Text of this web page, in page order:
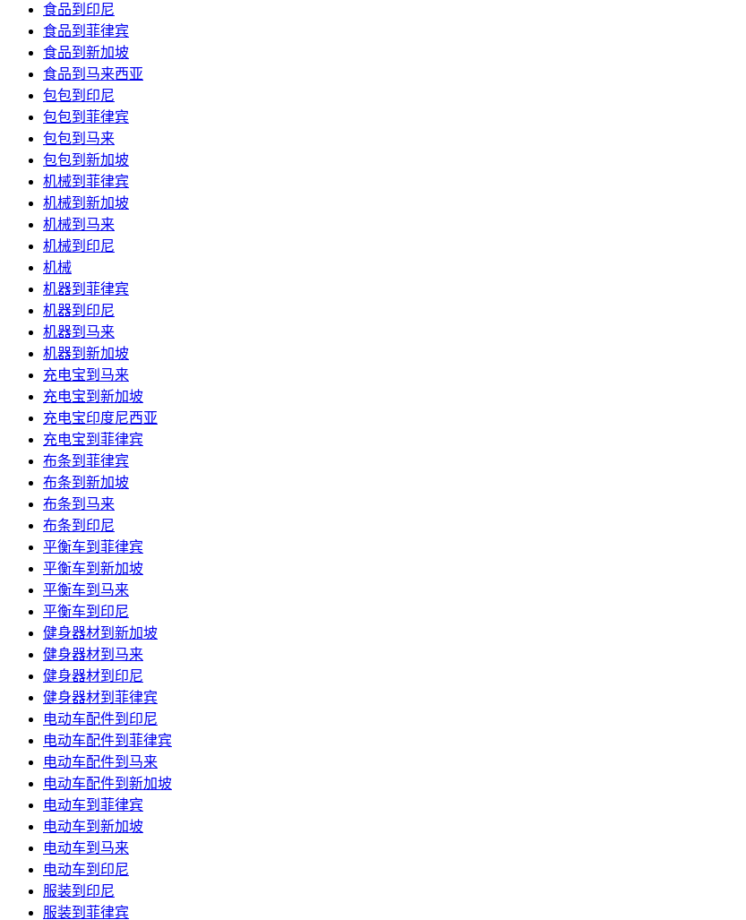
食品到印尼
食品到菲律宾
食品到新加坡
食品到马来西亚
包包到印尼
包包到菲律宾
包包到马来
包包到新加坡
机械到菲律宾
机械到新加坡
机械到马来
机械到印尼
机械
机器到菲律宾
机器到印尼
机器到马来
机器到新加坡
充电宝到马来
充电宝到新加坡
充电宝印度尼西亚
充电宝到菲律宾
布条到菲律宾
布条到新加坡
布条到马来
布条到印尼
平衡车到菲律宾
平衡车到新加坡
平衡车到马来
平衡车到印尼
健身器材到新加坡
健身器材到马来
健身器材到印尼
健身器材到菲律宾
电动车配件到印尼
电动车配件到菲律宾
电动车配件到马来
电动车配件到新加坡
电动车到菲律宾
电动车到新加坡
电动车到马来
电动车到印尼
服装到印尼
服装到菲律宾